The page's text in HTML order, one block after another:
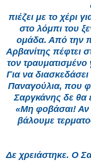
πιέζει με το χέρι
στο λόμπι του
ομάδα. Από την
Αρβανίτης πέφτει
τον
Για να
Παναγούλια, που
Σαργκάνης δε θα
«Μη φοβάσαι! Αν
βάλουμε
Δε χρειάστηκε. Ο